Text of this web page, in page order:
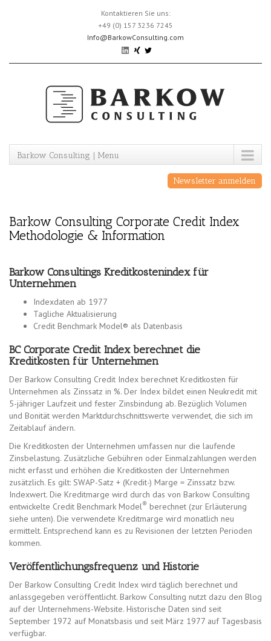
Kontaktieren Sie uns:
+49 (0) 157 3236 7245
Info@BarkowConsulting.com
Barkow Consulting | Menu
Newsletter anmelden
Barkow Consulting Corporate Credit Index
Methodologie & Information
Barkow Consultings Kreditkostenindex für
Unternehmen
Indexdaten ab 1977
Tagliche Aktualisierung
Credit Benchmark Model® als Datenbasis
BC Corporate Credit Index berechnet die
Kreditkosten für Unternehmen
Der Barkow Consulting Credit Index berechnet Kreditkosten für
Unternehmen als Zinssatz in %. Der Index bildet einen Neukredit mit
5-jähriger Laufzeit und fester Zinsbindung ab. Bezüglich Volumen
und Bonität werden Marktdurchschnittswerte verwendet, die sich im
Zeitablauf ändern.
Die Kreditkosten der Unternehmen umfassen nur die laufende
Zinsbelastung. Zusätzliche Gebühren oder Einmalzahlungen werden
nicht erfasst und erhöhen die Kreditkosten der Unternehmen
zusätzlich. Es gilt: SWAP-Satz + (Kredit-) Marge = Zinssatz bzw.
Indexwert. Die Kreditmarge wird durch das von Barkow Consulting
entwickelte Credit Benchmark Model® berechnet (zur Erläuterung
siehe unten). Die verwendete Kreditmarge wird monatlich neu
ermittelt. Entsprechend kann es zu Revisionen der letzten Perioden
kommen.
Veröffentlichungsfrequenz und Historie
Der Barkow Consulting Credit Index wird täglich berechnet und
anlassgegeben veröffentlicht. Barkow Consulting nutzt dazu den Blog
auf der Unternehmens-Website. Historische Daten sind seit
September 1972 auf Monatsbasis und seit März 1977 auf Tagesbasis
verfügbar.